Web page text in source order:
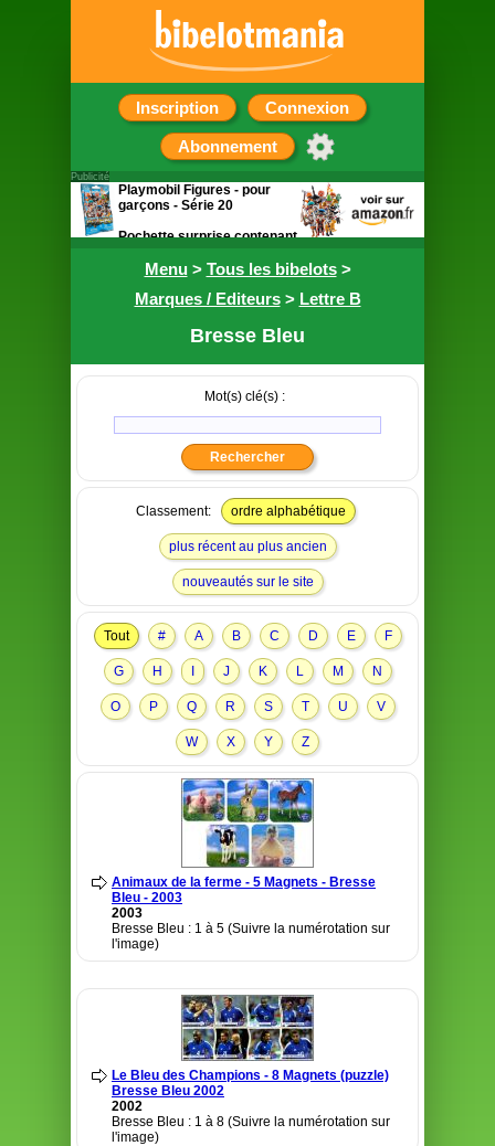
Inscription Connexion
Abonnement
Menu> Tous les bibelots>
Marques / Editeurs> Lettre B
Bresse Bleu
Mot(s) clé(s) :
Classement: ordre alphabétique
plus récent au plus ancien
nouveautés sur le site
Tout # A B C D E F
G H J K L M N
O P Q R S T U V
W X Y Z
Animaux de la ferme - 5 Magnets - Bresse
Bleu - 2003
2003
Bresse Bleu : 1 à 5 (Suivre la numérotation sur
l'image)
Le Bleu des Champions - 8 Magnets (puzzle)
Bresse Bleu 2002
2002
Bresse Bleu : 1 à 8 (Suivre la numérotation sur
l'image)
Publicité
Playmobil Figures - pour
garçons - Série 20
Pochette surprise contenant